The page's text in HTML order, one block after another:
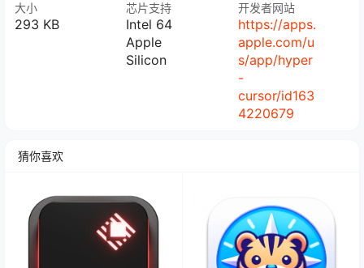
大小
293 KB
芯片支持
Intel 64
Apple
Silicon
开发者网站
https://apps.
apple.com/u
s/app/hyper
-
cursor/id163
4220679
猜你喜欢